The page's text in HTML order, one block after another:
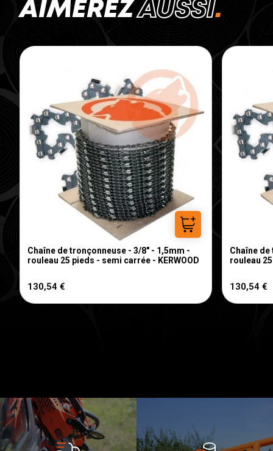
AIMEREZAUSSI
Ajouter au panier
Chaîne de tronçonneuse - 3/8" - 1,5mm -
rouleau 25 pieds - semi carrée - KERWOOD
130,54 €
Chaîne
rouleau
130,54 €